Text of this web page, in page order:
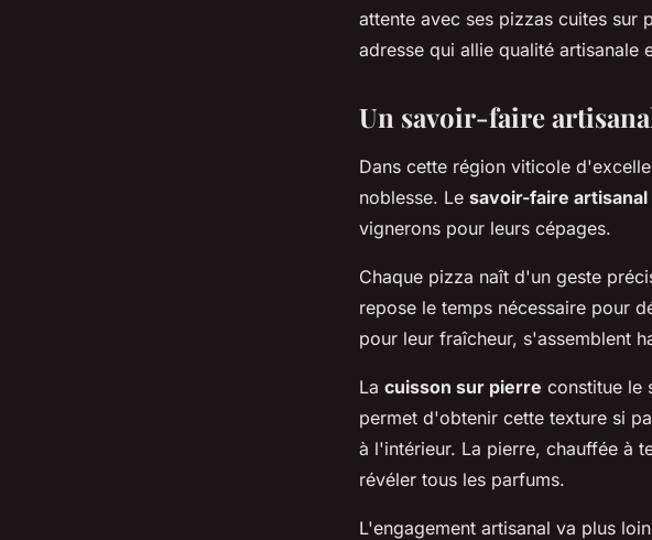
attente avec ses pizzas cuites sur
adresse qui allie qualité artisanale
Un savoir-faire
Dans cette région viticole
noblesse. Le savoir-faire artisanal
vignerons pour leurs cépages.
Chaque pizza naît d'un geste
repose le temps nécessaire pour
pour leur fraîcheur, s'assemblent
La cuisson sur pierre constitue le
permet d'obtenir cette texture si
à l'intérieur. La pierre, chauffée à
révéler tous les parfums.
L'engagement artisanal va plus